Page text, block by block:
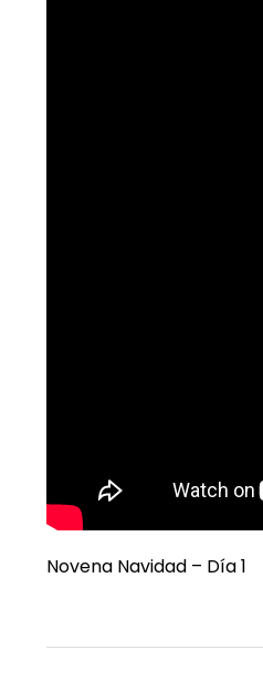
Novena Navidad – Día 1